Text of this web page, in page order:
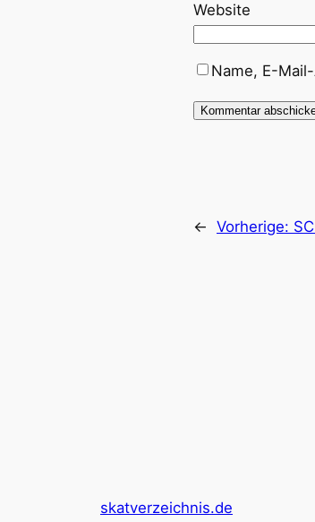
Website
Name, E-
← Vorherige:
skatverzeichnis.de